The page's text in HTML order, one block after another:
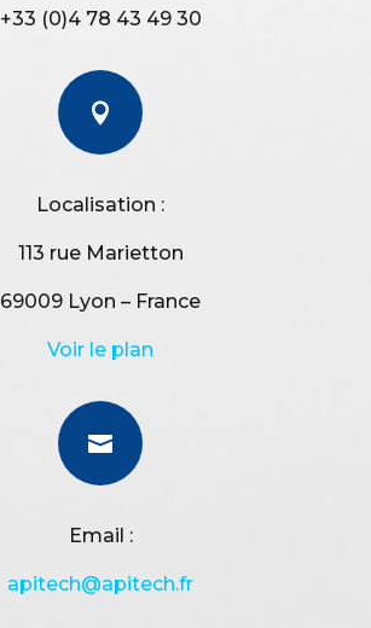
+33 (0)4 78 43 49 30

Localisation :
113 rue Marietton
69009 Lyon – France
Voir le plan

Email :
apitech@apitech.fr